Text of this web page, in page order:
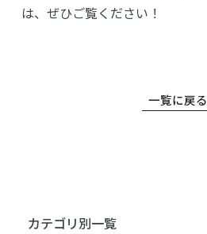
は、ぜひご覧ください！
一覧に戻る
カテゴリ別一覧